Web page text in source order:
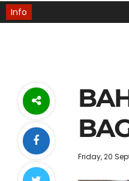
Info
Friday, 20